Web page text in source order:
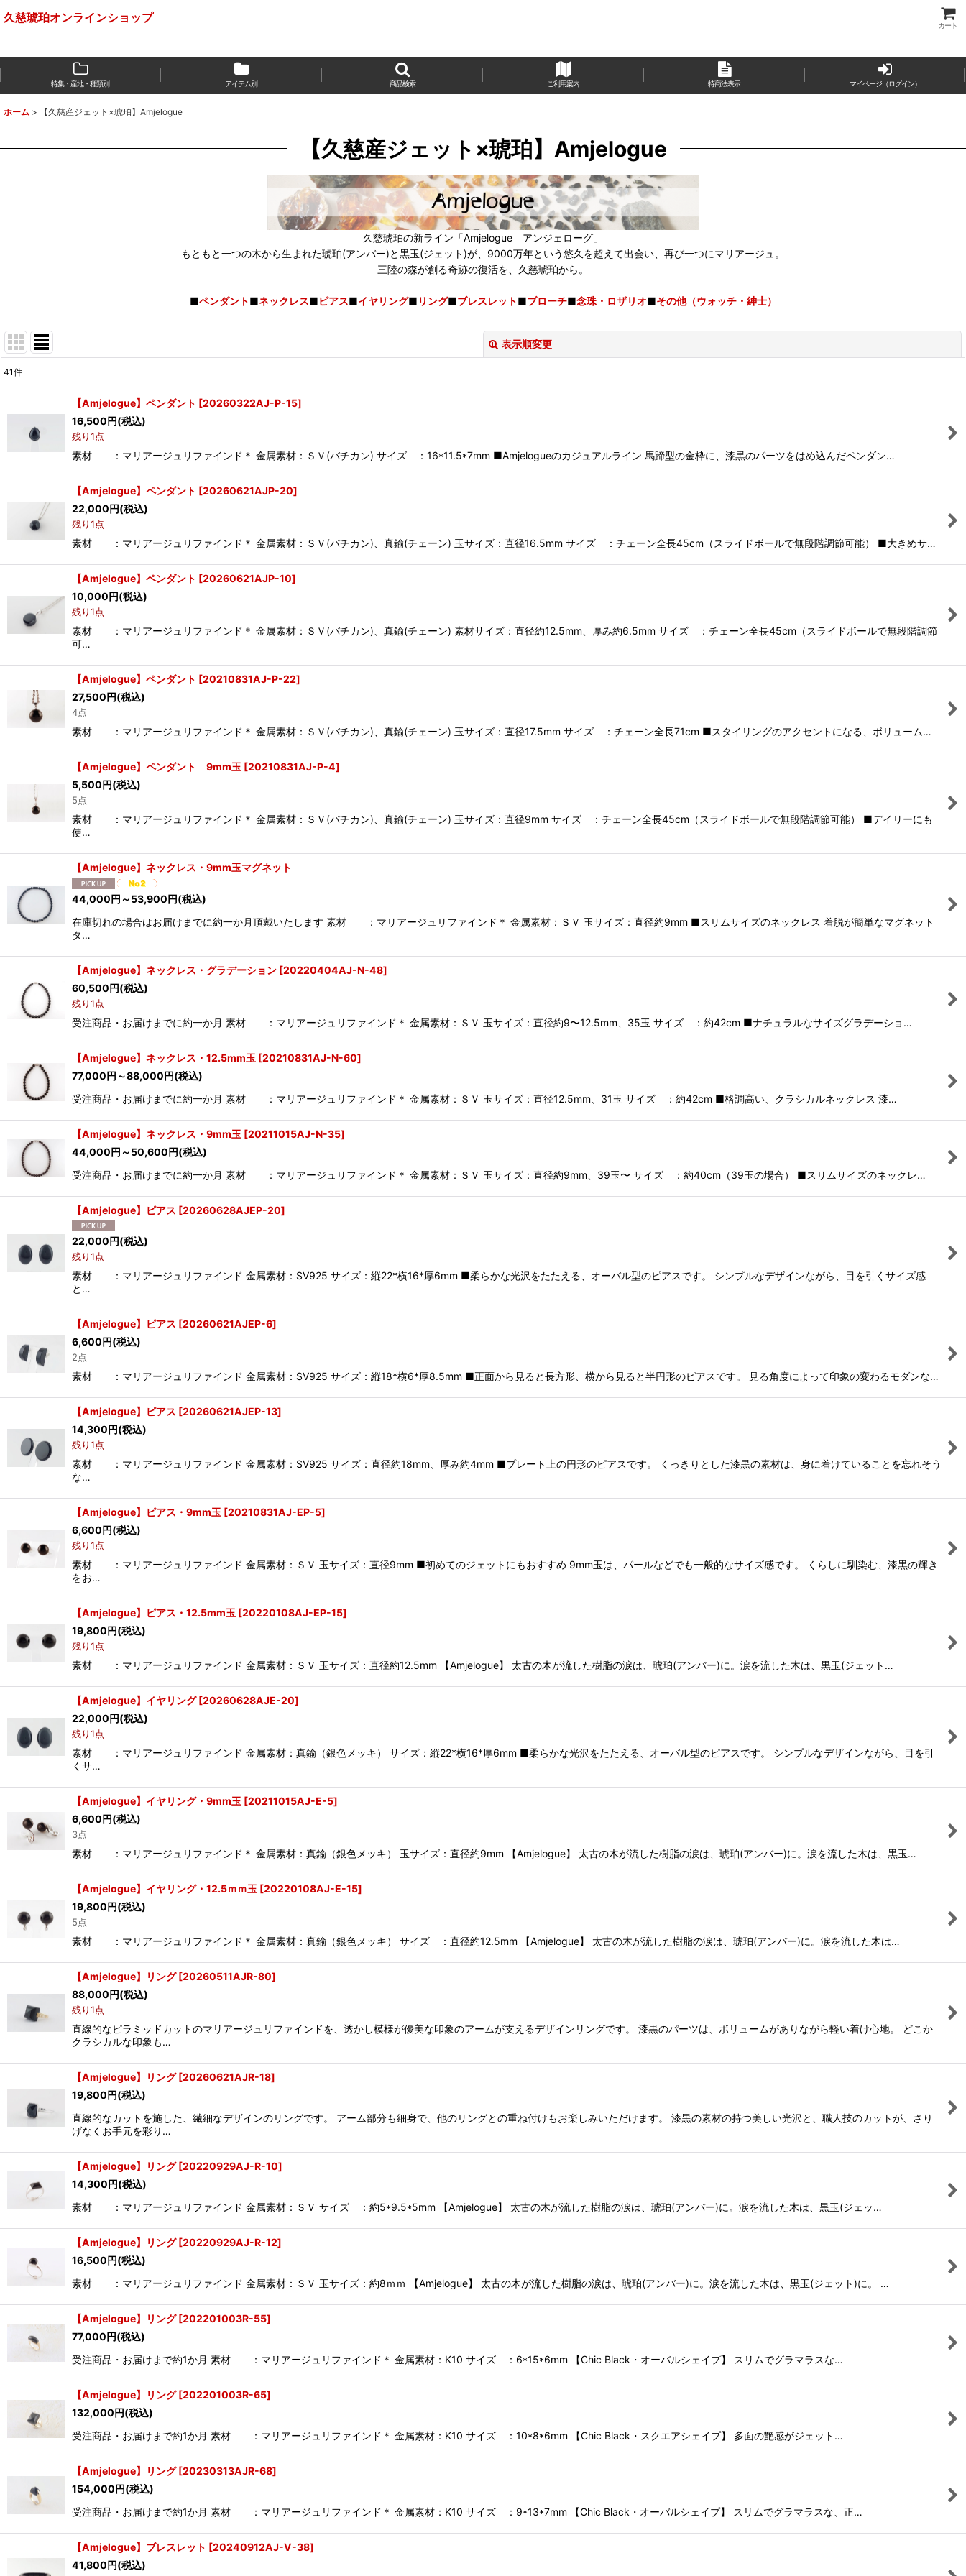
久慈琥珀オンラインショップ
カート
特集・産地・種類別 アイテム別 商品検索 ご利用案内 特商法表示 マイページ（ログイン）
ホーム > 【久慈産ジェット×琥珀】Amjelogue
【久慈産ジェット×琥珀】Amjelogue
久慈琥珀の新ライン「Amjelogue アンジェローグ」
もともと一つの木から生まれた琥珀(アンバー)と黒玉(ジェット)が、9000万年という悠久を超えて出会い、再び一つにマリアージュ。
三陸の森が創る奇跡の復活を、久慈琥珀から。
■ペンダント■ネックレス■ピアス■イヤリング■ リング■ブレスレット■ブローチ■念珠・ロザリオ■その他（ウォッチ・紳士）
表示順変更
表示数
41件
【Amjelogue】ペンダント [20260322AJ-P-15]
16,500円(税込)
残り1点
素材 ：マリアージュリファインド＊ 金属素材：ＳＶ(バチカン) サイズ ：16*11.5*7mm ■Amjelogueのカジュアルライン 馬蹄型の金枠に、漆黒のパーツをはめ込んだペンダン…
【Amjelogue】ペンダント [20260621AJP-20]
22,000円(税込)
残り1点
素材 ：マリアージュリファインド＊ 金属素材：ＳＶ(バチカン)、真鍮(チェーン) 玉サイズ：直径16.5mm サイズ ：チェーン全長45cm（スライドボールで無段階調節可能） ■大きめサ…
【Amjelogue】ペンダント [20260621AJP-10]
10,000円(税込)
残り1点
素材 ：マリアージュリファインド＊ 金属素材：ＳＶ(バチカン)、真鍮(チェーン) 素材サイズ：直径約12.5mm、厚み約6.5mm サイズ ：チェーン全長45cm（スライドボールで無段階調節
可…
【Amjelogue】ペンダント [20210831AJ-P-22]
27,500円(税込)
4点
素材 ：マリアージュリファインド＊ 金属素材：ＳＶ(バチカン)、真鍮(チェーン) 玉サイズ：直径17.5mm サイズ ：チェーン全長71cm ■スタイリングのアクセントになる、ボリューム…
【Amjelogue】ペンダント 9mm玉 [20210831AJ-P-4]
5,500円(税込)
5点
素材 ：マリアージュリファインド＊ 金属素材：ＳＶ(バチカン)、真鍮(チェーン) 玉サイズ：直径9mm サイズ ：チェーン全長45cm（スライドボールで無段階調節可能） ■デイリーにも
使…
【Amjelogue】ネックレス・9mm玉マグネット
44,000円 ～53,900円(税込)
在庫切れの場合はお届けまでに約一か月頂戴いたします 素材 ：マリアージュリファインド＊ 金属素材：ＳＶ 玉サイズ：直径約9mm ■スリムサイズのネックレス 着脱が簡単なマグネット
タ…
【Amjelogue】ネックレス・グラデーション [20220404AJ-N-48]
60,500円(税込)
残り1点
受注商品・お届けまでに約一か月 素材 ：マリアージュリファインド＊ 金属素材：ＳＶ 玉サイズ：直径約9〜12.5mm、35玉 サイズ ：約42cm ■ナチュラルなサイズグラデーショ…
【Amjelogue】ネックレス・12.5mm玉 [20210831AJ-N-60]
77,000円 ～88,000円(税込)
受注商品・お届けまでに約一か月 素材 ：マリアージュリファインド＊ 金属素材：ＳＶ 玉サイズ：直径12.5mm、31玉 サイズ ：約42cm ■格調高い、クラシカルネックレス 漆…
【Amjelogue】ネックレス・9mm玉 [20211015AJ-N-35]
44,000円 ～50,600円(税込)
受注商品・お届けまでに約一か月 素材 ：マリアージュリファインド＊ 金属素材：ＳＶ 玉サイズ：直径約9mm、39玉〜 サイズ ：約40cm（39玉の場合） ■スリムサイズのネックレ…
【Amjelogue】ピアス [20260628AJEP-20]
22,000円(税込)
残り1点
素材 ：マリアージュリファインド 金属素材：SV925 サイズ：縦22*横16*厚6mm ■柔らかな光沢をたたえる、オーバル型のピアスです。 シンプルなデザインながら、目を引くサイズ感
と…
【Amjelogue】ピアス [20260621AJEP-6]
6,600円(税込)
2点
素材 ：マリアージュリファインド 金属素材：SV925 サイズ：縦18*横6*厚8.5mm ■正面から見ると長方形、横から見ると半円形のピアスです。 見る角度によって印象の変わるモダンな…
【Amjelogue】ピアス [20260621AJEP-13]
14,300円(税込)
残り1点
素材 ：マリアージュリファインド 金属素材：SV925 サイズ：直径約18mm、厚み約4mm ■プレート上の円形のピアスです。 くっきりとした漆黒の素材は、身に着けていることを忘れそう
な…
【Amjelogue】ピアス・9mm玉 [20210831AJ-EP-5]
6,600円(税込)
残り1点
素材 ：マリアージュリファインド 金属素材：ＳＶ 玉サイズ：直径9mm ■初めてのジェットにもおすすめ 9mm玉は、パールなどでも一般的なサイズ感です。 くらしに馴染む、漆黒の輝き
をお…
【Amjelogue】ピアス・12.5mm玉 [20220108AJ-EP-15]
19,800円(税込)
残り1点
素材 ：マリアージュリファインド 金属素材：ＳＶ 玉サイズ：直径約12.5mm 【Amjelogue】 太古の木が流した樹脂の涙は、琥珀(アンバー)に。涙を流した木は、黒玉(ジェット…
【Amjelogue】イヤリング [20260628AJE-20]
22,000円(税込)
残り1点
素材 ：マリアージュリファインド 金属素材：真鍮（銀色メッキ） サイズ：縦22*横16*厚6mm ■柔らかな光沢をたたえる、オーバル型のピアスです。 シンプルなデザインながら、目を引
くサ…
【Amjelogue】イヤリング・9mm玉 [20211015AJ-E-5]
6,600円(税込)
3点
素材 ：マリアージュリファインド＊ 金属素材：真鍮（銀色メッキ） 玉サイズ：直径約9mm 【Amjelogue】 太古の木が流した樹脂の涙は、琥珀(アンバー)に。涙を流した木は、黒玉…
【Amjelogue】イヤリング・12.5ｍｍ玉 [20220108AJ-E-15]
19,800円(税込)
5点
素材 ：マリアージュリファインド＊ 金属素材：真鍮（銀色メッキ） サイズ ：直径約12.5mm 【Amjelogue】 太古の木が流した樹脂の涙は、琥珀(アンバー)に。涙を流した木は…
【Amjelogue】リング [20260511AJR-80]
88,000円(税込)
残り1点
直線的なピラミッドカットのマリアージュリファインドを、透かし模様が優美な印象のアームが支えるデザインリングです。 漆黒のパーツは、ボリュームがありながら軽い着け心地。 どこか
クラシカルな印象も…
【Amjelogue】リング [20260621AJR-18]
19,800円(税込)
直線的なカットを施した、繊細なデザインのリングです。 アーム部分も細身で、他のリングとの重ね付けもお楽しみいただけます。 漆黒の素材の持つ美しい光沢と、職人技のカットが、さり
げなくお手元を彩り…
【Amjelogue】リング [20220929AJ-R-10]
14,300円(税込)
素材 ：マリアージュリファインド 金属素材：ＳＶ サイズ ：約5*9.5*5mm 【Amjelogue】 太古の木が流した樹脂の涙は、琥珀(アンバー)に。涙を流した木は、黒玉(ジェッ…
【Amjelogue】リング [20220929AJ-R-12]
16,500円(税込)
素材 ：マリアージュリファインド 金属素材：ＳＶ 玉サイズ：約8ｍｍ 【Amjelogue】 太古の木が流した樹脂の涙は、琥珀(アンバー)に。涙を流した木は、黒玉(ジェット)に。 …
【Amjelogue】リング [202201003R-55]
77,000円(税込)
受注商品・お届けまで約1か月 素材 ：マリアージュリファインド＊ 金属素材：K10 サイズ ：6*15*6mm 【Chic Black・オーバルシェイプ】 スリムでグラマラスな…
【Amjelogue】リング [202201003R-65]
132,000円(税込)
受注商品・お届けまで約1か月 素材 ：マリアージュリファインド＊ 金属素材：K10 サイズ ：10*8*6mm 【Chic Black・スクエアシェイプ】 多面の艶感がジェット…
【Amjelogue】リング [20230313AJR-68]
154,000円(税込)
受注商品・お届けまで約1か月 素材 ：マリアージュリファインド＊ 金属素材：K10 サイズ ：9*13*7mm 【Chic Black・オーバルシェイプ】 スリムでグラマラスな、正…
【Amjelogue】ブレスレット [20240912AJ-V-38]
41,800円(税込)